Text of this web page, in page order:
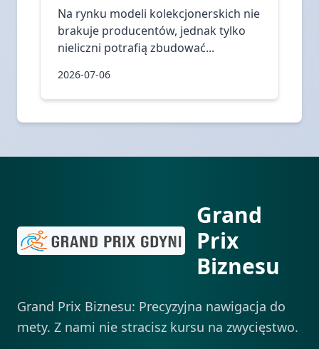
Na rynku modeli kolekcjonerskich nie
brakuje producentów, jednak tylko
nieliczni potrafią zbudować...
2026-07-06
Grand
Prix
Biznesu
Grand Prix Biznesu: Precyzyjna nawigacja do
mety. Z nami nie stracisz kursu na zwycięstwo.